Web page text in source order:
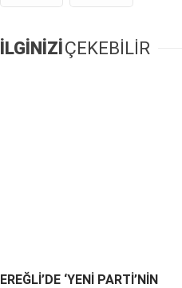
İLGİNİZİÇEKEBİLİR
EREĞLİ’DE ‘YENİ PARTİ’NİN